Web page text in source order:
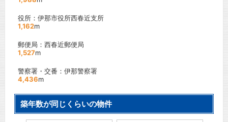
役所：伊那市役所西春近支所
1,162m
郵便局：西春近郵便局
1,527m
警察署・交番：伊那警察署
4,436m
築年数が同じくらいの物件